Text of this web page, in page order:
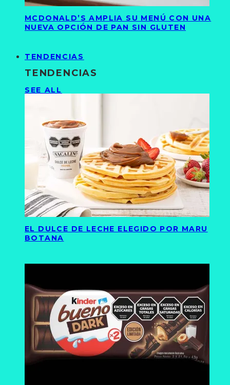
MCDONALD’S AMPLIA SU MENÚ CON UNA
NUEVA OPCIÓN DE PAN SIN GLUTEN
TENDENCIAS
TENDENCIAS
SEE ALL
EL DULCE DE LECHE ELEGIDO POR MARU
BOTANA